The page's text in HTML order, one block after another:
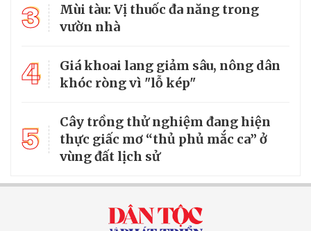
3
Mùi tàu: Vị thuốc đa năng trong
vườn nhà
4
Giá khoai lang giảm sâu, nông dân
khóc ròng vì "lỗ kép"
5
Cây trồng thử nghiệm đang hiện
thực giấc mơ “thủ phủ mắc ca” ở
vùng đất lịch sử